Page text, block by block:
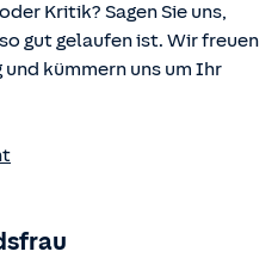
(VAG)
und -
können über die vom
Kritik? Sagen Sie uns,
gut gelaufen ist. Wir freuen
kümmern uns um Ihr